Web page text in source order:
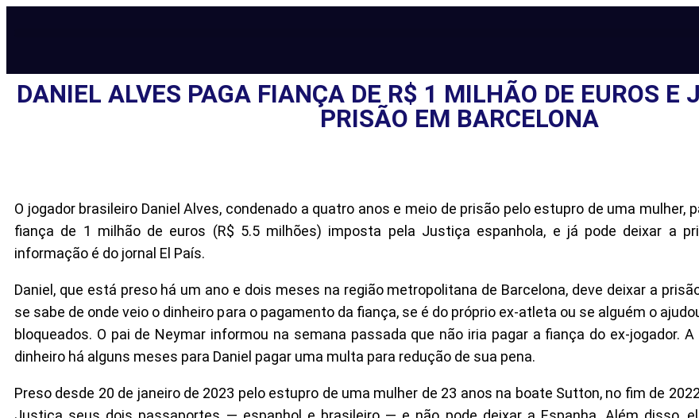
DANIEL ALVES PAGA FIANÇA DE R$ 1 MILHÃO DE EUROS E
PRISÃO EM BARCELONA
O jogador brasileiro Daniel Alves, condenado a quatro anos e meio de prisão pelo estupro de uma mulher,
fiança de 1 milhão de euros (R$ 5.5 milhões) imposta pela Justiça espanhola, e já pode deixar a
informação é do jornal El País.
Daniel, que está preso há um ano e dois meses na região metropolitana de Barcelona, deve deixar a
se sabe de onde veio o dinheiro para o pagamento da fiança, se é do próprio ex-atleta ou se alguém o
bloqueados. O pai de Neymar informou na semana passada que não iria pagar a fiança do ex-jogador.
dinheiro há alguns meses para Daniel pagar uma multa para redução de sua pena.
Preso desde 20 de janeiro de 2023 pelo estupro de uma mulher de 23 anos na boate Sutton, no fim de